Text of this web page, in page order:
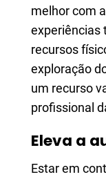
melhor com
experiências
recursos
exploração
um recurso
profissional
Eleva a
Estar em